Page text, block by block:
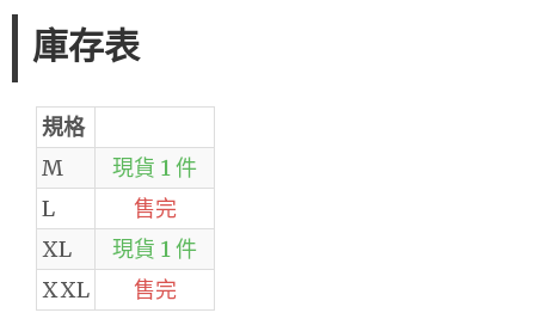
庫存表
規格
M
現貨 1 件
L
售完
XL
現貨 1 件
XXL
售完